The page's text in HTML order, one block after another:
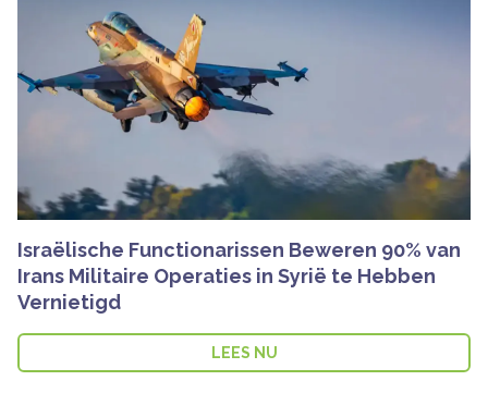
Israëlische Functionarissen Beweren 90% van
Irans Militaire Operaties in Syrië te Hebben
Vernietigd
LEES NU